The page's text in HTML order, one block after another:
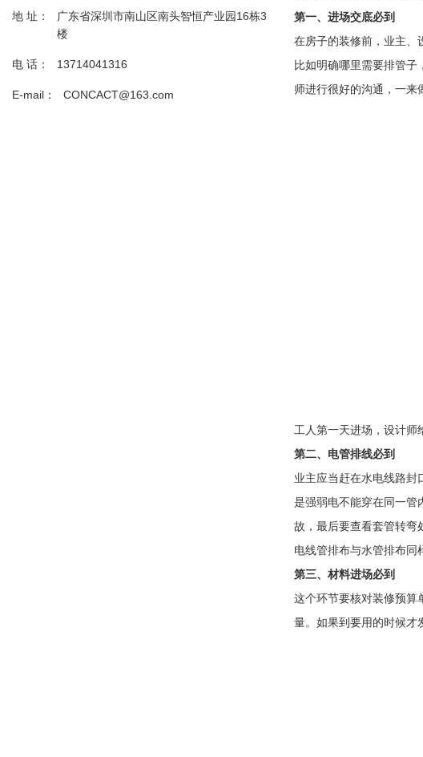
地 址：
广东省深圳市南山区南头智恒产业园16栋3
楼
电 话： 13714041316
E-mail： CONCACT@163.com
第一、进场交底必到
在房子的装修前，业主、
比如明确哪里需要排管
师进行很好的沟通，一来
工人第一天进场，设计师
第二、电管排线必到
业主应当赶在水电线路封
是强弱电不能穿在同一管
故，最后要查看套管转弯
电线管排布与水管排布同
第三、材料进场必到
这个环节要核对装修预算
量。如果到要用的时候才